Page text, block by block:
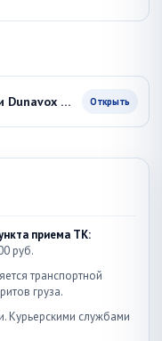
Руководство по эксплуатации Dunavox DX-57 146DWK Открыть
приема ТК:
руб.
транспортной
груза.
Курьерскими службами